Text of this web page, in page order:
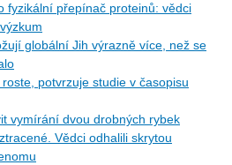
fyzikální přepínač proteinů: vědci
globální Jih výrazně více, než se
potvrzuje studie v časopisu
vymírání dvou drobných rybek
Vědci odhalili skrytou